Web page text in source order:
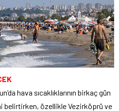
hava sıcaklıklarının birkaç gün
belirtirken, özellikle Vezirköprü ve